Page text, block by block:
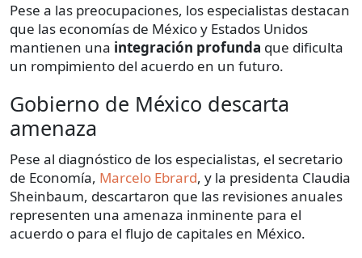
Pese a las preocupaciones, los especialistas destacan
que las economías de México y Estados Unidos
mantienen una integración profunda que dificulta
un rompimiento del acuerdo en un futuro.
Gobierno de México descarta
amenaza
Pese al diagnóstico de los especialistas, el secretario
de Economía, Marcelo Ebrard, y la presidenta Claudia
Sheinbaum, descartaron que las revisiones anuales
representen una amenaza inminente para el
acuerdo o para el flujo de capitales en México.